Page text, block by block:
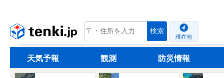
tenki.jp 検索
現在地
天気予報 観測 防災情報